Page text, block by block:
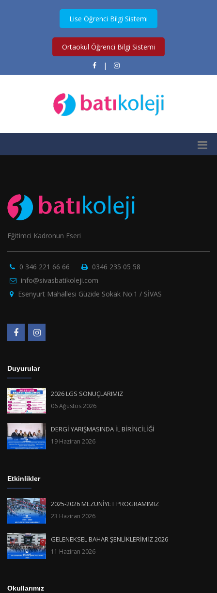
Lise Öğrenci Bilgi Sistemi
Ortaokul Öğrenci Bilgi Sistemi
|
Eğitimci Kadronun Eseri
0 346 221 66 66
0346 235 05 58
info@sivasbatikoleji.com
Esenyurt Mahallesi Güzide Sokak No:1 / SİVAS
Duyurular
2026 LGS SONUÇLARIMIZ
06 Ağustos 2026
DERGİ YARIŞMASINDA İL BİRİNCİLİĞİ
19 Haziran 2026
Etkinlikler
2025-2026 MEZUNİYET PROGRAMIMIZ
23 Haziran 2026
GELENEKSEL BAHAR ŞENLİKLERİMİZ 2026
11 Haziran 2026
Okullarımız